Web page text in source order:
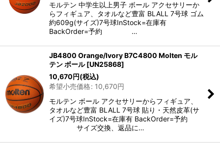
モルテン 中学生以上男子 ボール アクセサリーか
らフィギュア、タオルなど豊富 BLALL 7号球 ゴム
約609g(サイズ)7号球InStock=在庫有
BackOrder=予約 …
JB4800 Orange/Ivory B7C4800 Molten モル
テン ボール [UN25868]
10,670円(税込)
希望小売価格: 10,670円
モルテン ボール アクセサリーからフィギュア、
タオルなど豊富 BLALL 7号球 貼り・天然皮革(サ
イズ)7号球InStock=在庫有 BackOrder=予約
サイズ交換、返品に…